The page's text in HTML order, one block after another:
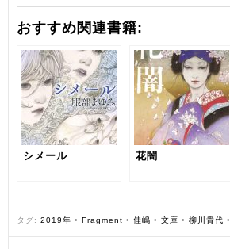
おすすめ関連書籍:
シメール 花闇
タグ: 2019年 • Fragment • 佳嶋 • 文庫 • 柳川貴代 •